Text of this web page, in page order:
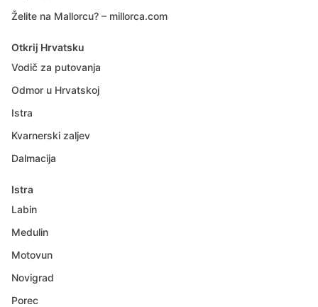
Želite na Mallorcu? – millorca.com
Otkrij Hrvatsku
Vodič za putovanja
Odmor u Hrvatskoj
Istra
Kvarnerski zaljev
Dalmacija
Istra
Labin
Medulin
Motovun
Novigrad
Porec